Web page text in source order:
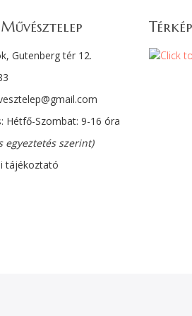
Gutenberg tér 12.
Hétfő-Szombat: 9-16 óra
egyeztetés szerint)
tájékoztató
Térkép